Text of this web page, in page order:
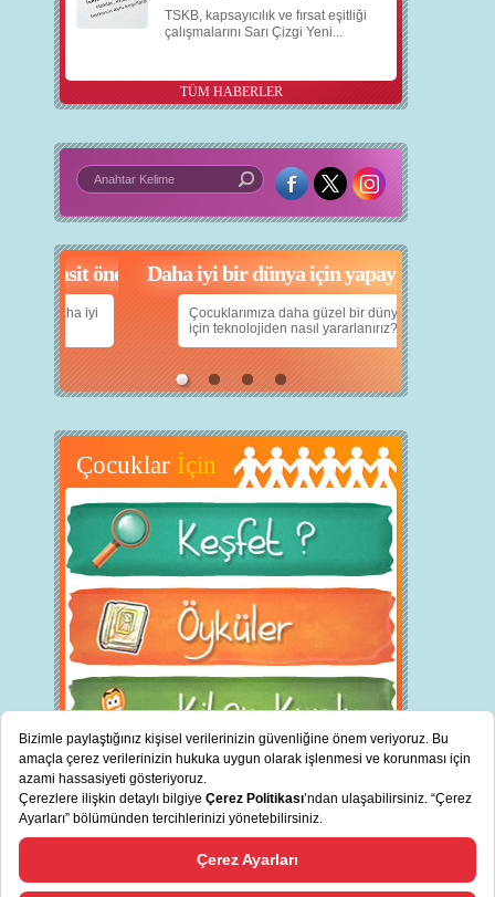
TSKB, kapsayıcılık ve fırsat eşitliği
çalışmalarını Sarı Çizgi Yeni...
TÜM HABERLER
5 basit öneri
daha iyi
Daha iyi bir dünya için yapay zekâ
Çocuklarımıza daha güzel bir dünya bırakabilmek
için teknolojiden nasıl yararlanırız?
Çocuklar İçin